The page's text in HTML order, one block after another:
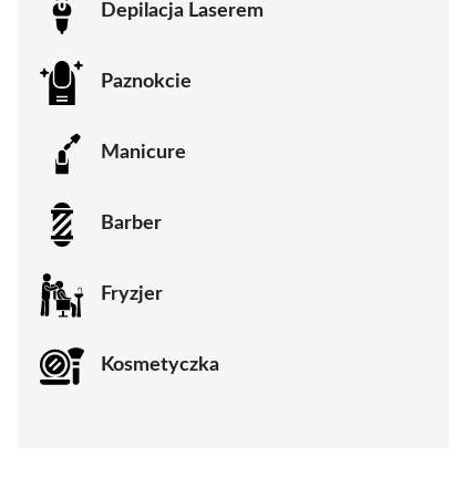
Depilacja Laserem
Paznokcie
Manicure
Barber
Fryzjer
Kosmetyczka